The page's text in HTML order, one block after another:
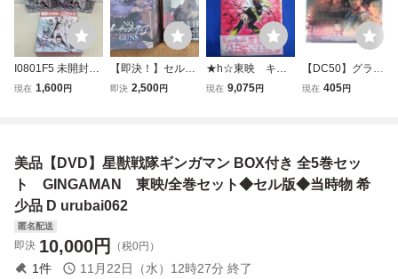
I0801F5 未開封★
天命 〜白蛇の伝
OX ヤン・ズー ア
レン・レン 他
現在 1,600円
【即決！】セル盤
ブルーレイ ノー・
即決 2,500円
★h☆東映 キュ
ーティーハニープ
現在 9,075円
【DC50】グラデ
ィエーター デラッ
2
現在 405円
美品【DVD】星獣戦隊ギンガマン BOX付き 全5巻セッ
ト GINGAMAN 東映/全巻セット◆セル版◆当時物 希
少品 D urubai062
匿名配送
即決 10,000円 （税0円）
1件 11月22日（水）12時27分 終了